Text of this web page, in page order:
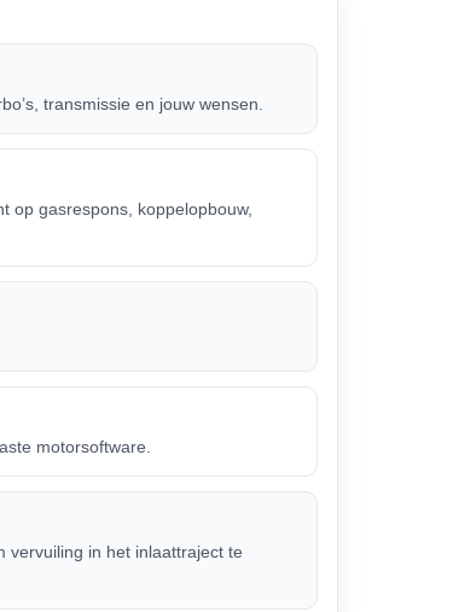
transmissie en jouw wensen.
op gasrespons, koppelopbouw,
motorsoftware.
vervuiling in het inlaattraject te